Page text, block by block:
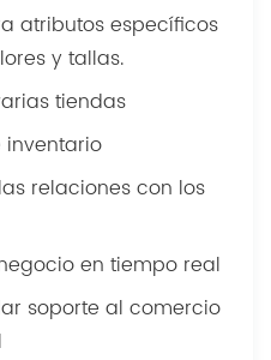
atributos específicos
y tallas.
tiendas
relaciones con los
en tiempo real
soporte al comercio